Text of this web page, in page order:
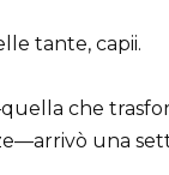
tante, capii.
che
una